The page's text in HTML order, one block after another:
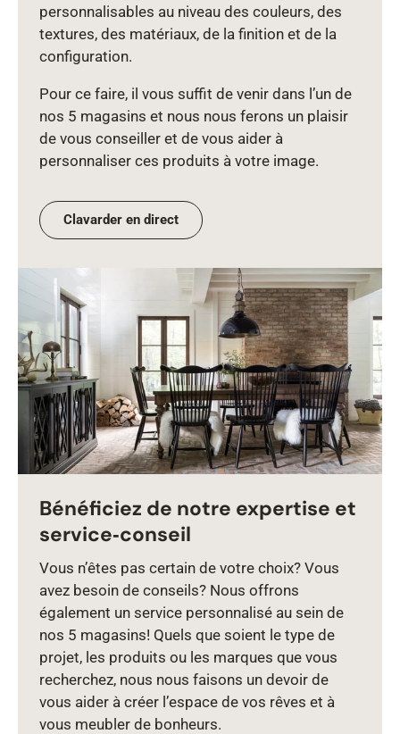
personnalisables au niveau des couleurs, des
textures, des matériaux, de la finition et de la
configuration.
Pour ce faire, il vous suffit de venir dans l’un de
nos 5 magasins et nous nous ferons un plaisir
de vous conseiller et de vous aider à
personnaliser ces produits à votre image.
Clavarder en direct
Bénéficiez de notre expertise et
service‑conseil
Vous n’êtes pas certain de votre choix? Vous
avez besoin de conseils? Nous offrons
également un service personnalisé au sein de
nos 5 magasins! Quels que soient le type de
projet, les produits ou les marques que vous
recherchez, nous nous faisons un devoir de
vous aider à créer l’espace de vos rêves et à
vous meubler de bonheurs.